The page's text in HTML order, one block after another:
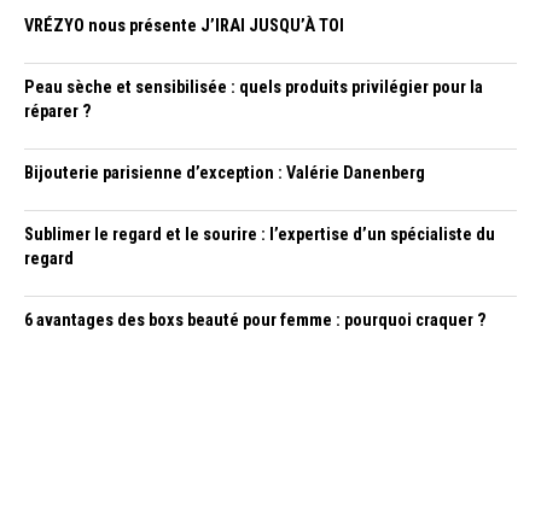
VRÉZYO nous présente J’IRAI JUSQU’À TOI
Peau sèche et sensibilisée : quels produits privilégier pour la
réparer ?
Bijouterie parisienne d’exception : Valérie Danenberg
Sublimer le regard et le sourire : l’expertise d’un spécialiste du
regard
6 avantages des boxs beauté pour femme : pourquoi craquer ?